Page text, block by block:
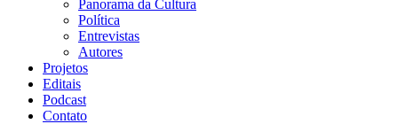
Panorama da Cultura
Política
Entrevistas
Autores
Projetos
Editais
Podcast
Contato